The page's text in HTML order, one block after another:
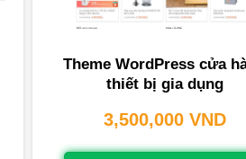
Theme WordPress cửa
thiết bị gia dụng
3,500,000 VND